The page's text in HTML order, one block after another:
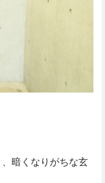
暗くなりがちな玄